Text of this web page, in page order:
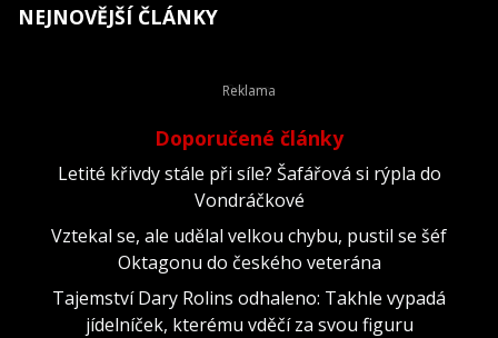
NEJNOVĚJŠÍ ČLÁNKY
Doporučené články
Letité křivdy stále při síle? Šafářová si rýpla do
Vondráčkové
Vztekal se, ale udělal velkou chybu, pustil se šéf
Oktagonu do českého veterána
Tajemství Dary Rolins odhaleno: Takhle vypadá
jídelníček, kterému vděčí za svou figuru